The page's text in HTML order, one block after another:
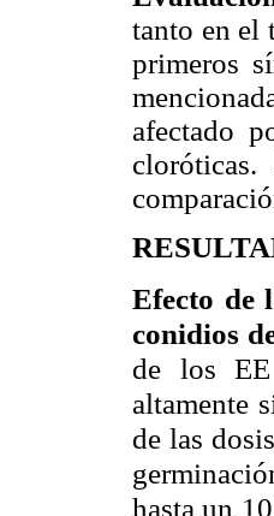
tanto en el
primeros
afectado
Efecto de
conidios
de los EE
altamente
de las
hasta un